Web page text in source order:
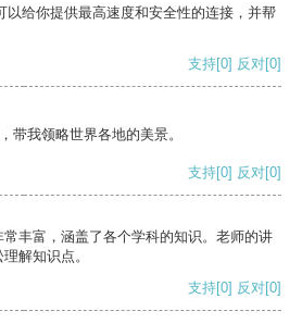
以给你提供最高速度和安全性的连接，并帮
支持[0] 反对[0]
带我领略世界各地的美景。
支持[0] 反对[0]
丰富，涵盖了各个学科的知识。老师的讲
解知识点。
支持[0] 反对[0]